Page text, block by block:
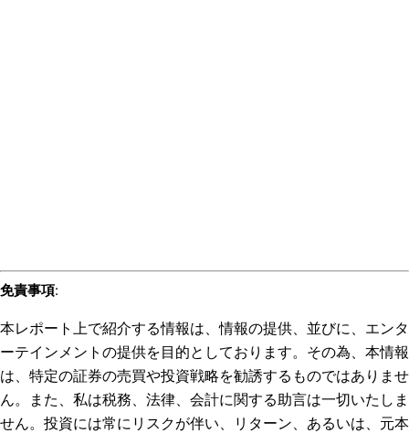
免責事項:
本レポート上で紹介する情報は、情報の提供、並びに、エンタ
ーテインメントの提供を目的としております。その為、本情報
は、特定の証券の売買や投資戦略を勧誘するものではありませ
ん。また、私は税務、法律、会計に関する助言は一切いたしま
せん。投資には常にリスクが伴い、リターン、あるいは、元本